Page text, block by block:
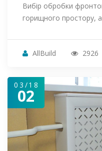
Вибір обробки
горищного простору,
AllBuild 2926
03/18
02